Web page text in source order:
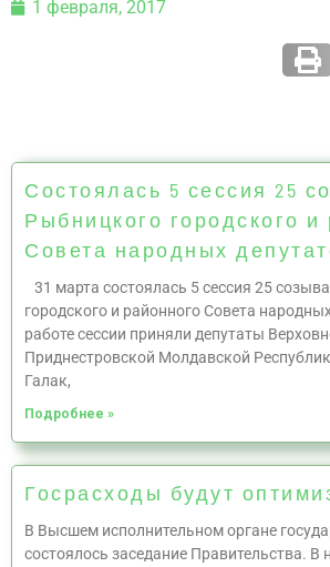
1 февраля, 2017
Состоялась 5 сессия 25
Рыбницкого городского и
Совета народных
31 марта состоялась 5 сессия 25
городского и районного Совета
работе сессии приняли депутаты
Приднестровской Молдавской
Галак,
Подробнее »
Госрасходы будут
В Высшем исполнительном органе
состоялось заседание Правительства. В